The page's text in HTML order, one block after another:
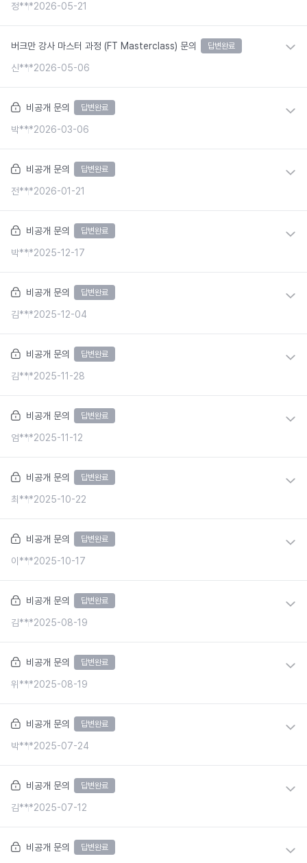
정***2026-05-21
버크만 강사 마스터 과정 (FT Masterclass) 문의 답변완료
신***2026-05-06
비공개 문의 답변완료
박***2026-03-06
비공개 문의 답변완료
전***2026-01-21
비공개 문의 답변완료
박***2025-12-17
비공개 문의 답변완료
김***2025-12-04
비공개 문의 답변완료
김***2025-11-28
비공개 문의 답변완료
엄***2025-11-12
비공개 문의 답변완료
최***2025-10-22
비공개 문의 답변완료
이***2025-10-17
비공개 문의 답변완료
김***2025-08-19
비공개 문의 답변완료
위***2025-08-19
비공개 문의 답변완료
박***2025-07-24
비공개 문의 답변완료
김***2025-07-12
비공개 문의 답변완료